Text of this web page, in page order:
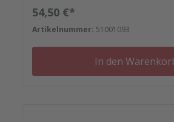
Kunststoffeinsätzen bis zu
Reparaturplättchen.Variante 2 - Neu
Feldankerschutz (00096731) und
(00096730) Ankerschutz und
Regulärer Preis:
54,50 €*
Artikelnummer: 51001093
In den